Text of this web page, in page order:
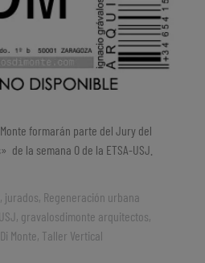
formarán parte del Jury del
la semana O de la ETSA-USJ.
, jurados, Regeneración urbana
, gravalosdimonte arquitectos,
Monte, Taller Vertical